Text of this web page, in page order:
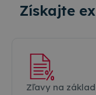
Získajte
Zľavy na